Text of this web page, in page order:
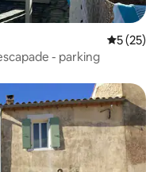
5 (25)
- parking
appréciés